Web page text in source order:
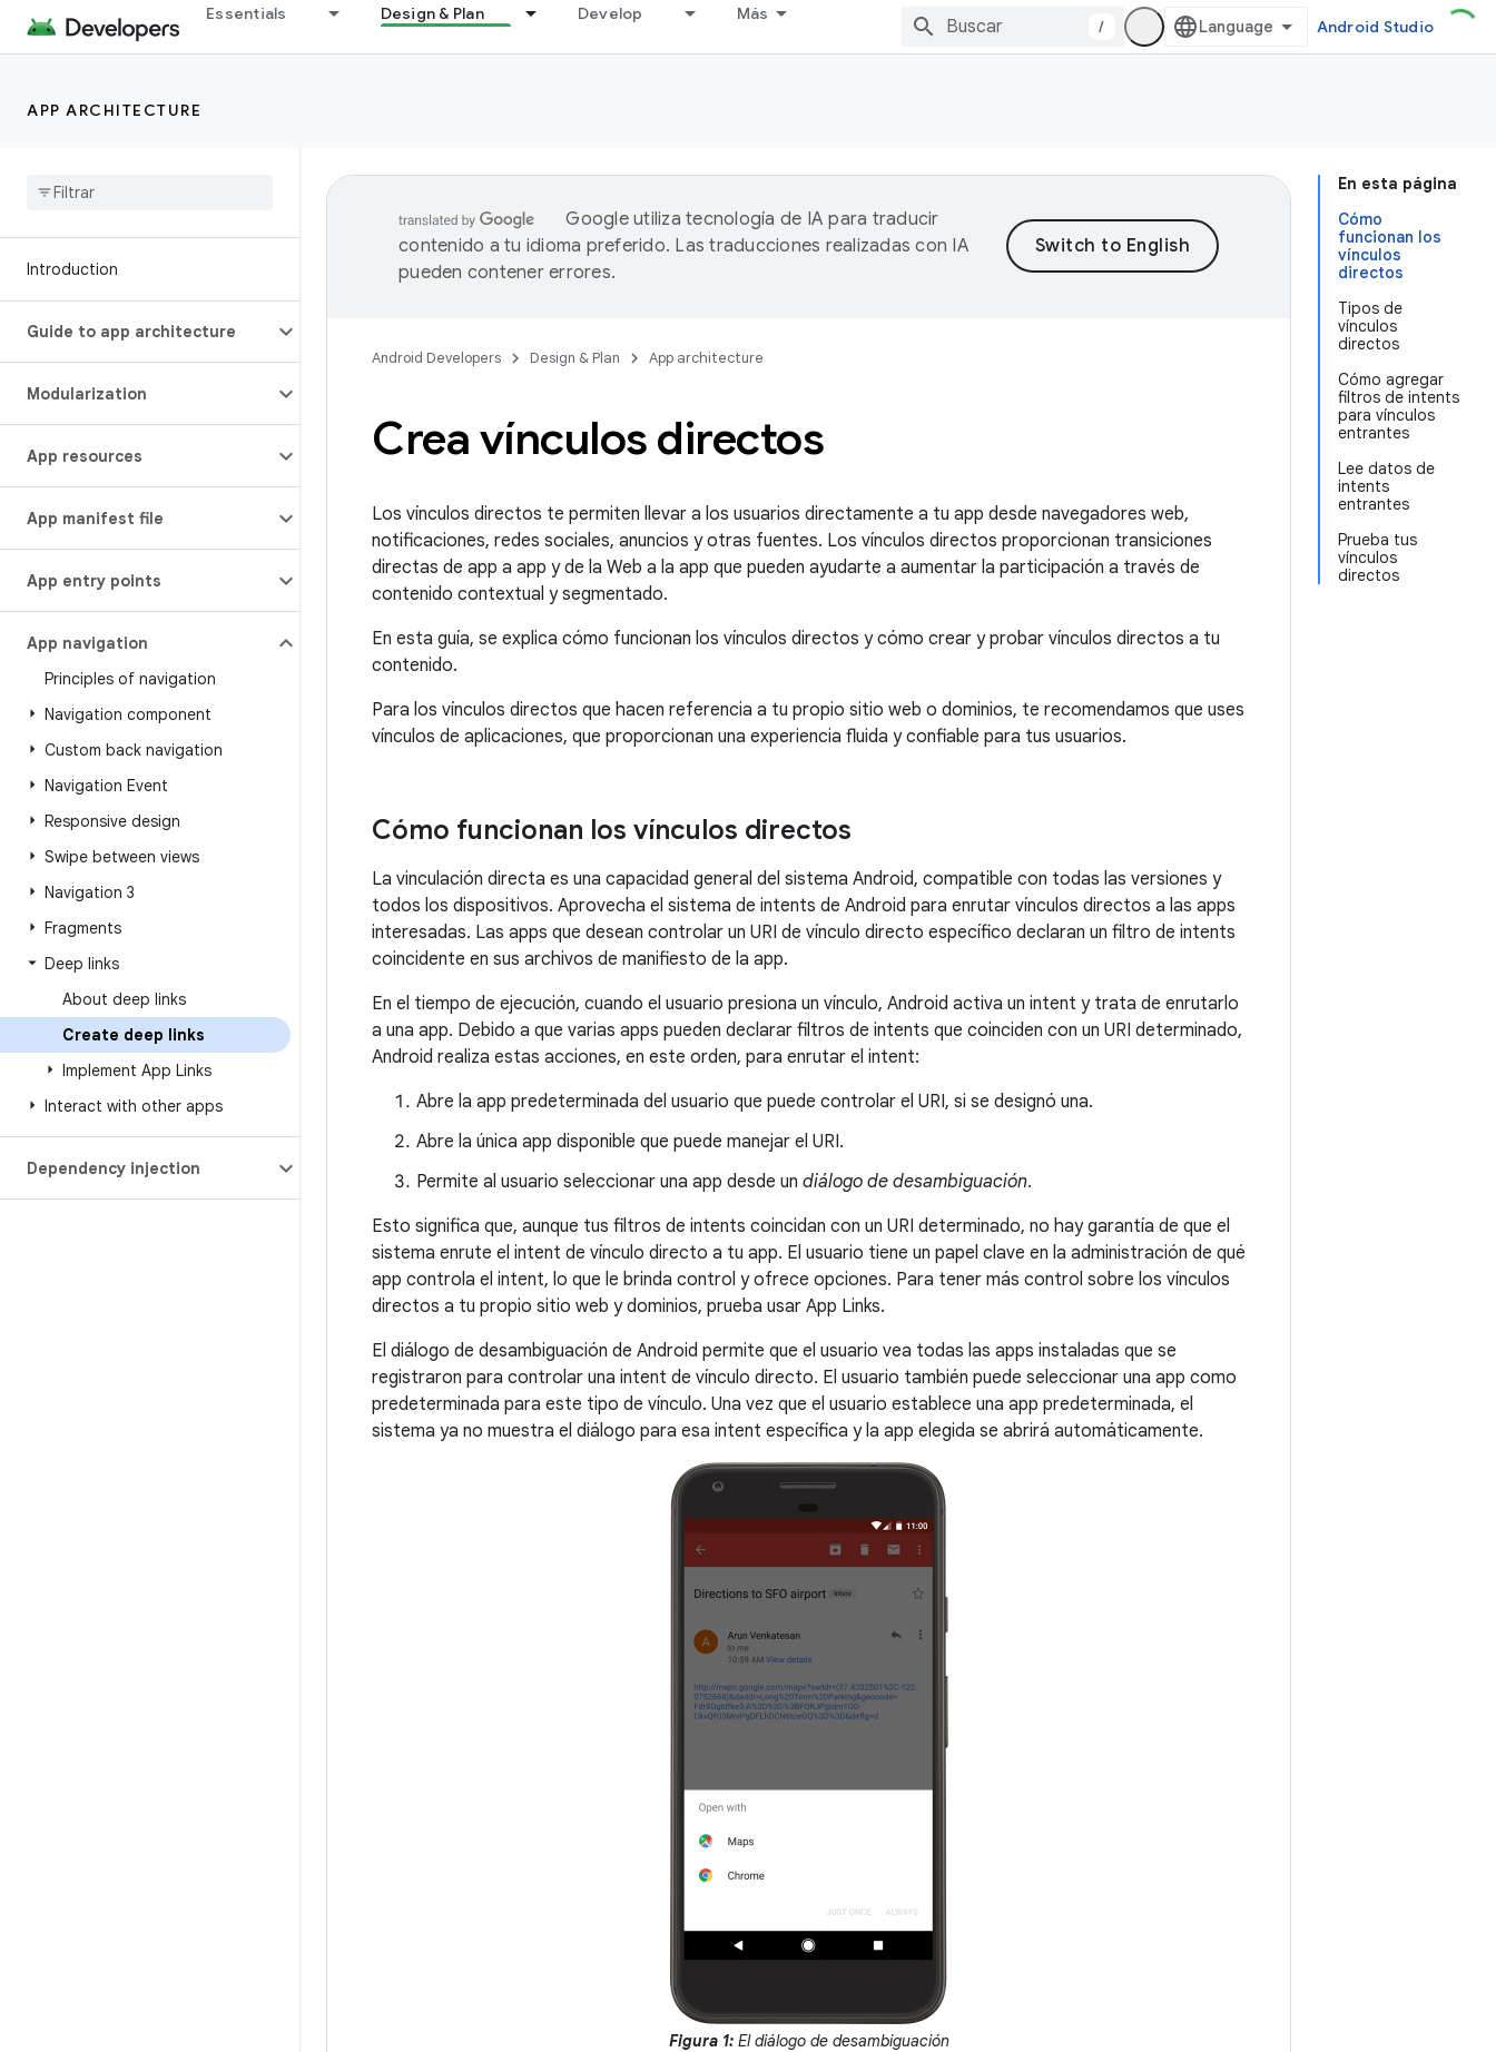
Essentials Design & Plan Develop Más
/ Android Studio
APP ARCHITECTURE
Introduction
Guide to app architecture
Modularization
App resources
App manifest file
App entry points
App navigation
Principles of navigation
Navigation component
Custom back navigation
Navigation Event
Responsive design
Swipe between views
Navigation 3
Fragments
Deep links
About deep links
Create deep links
Implement App Links
Interact with other apps
Dependency injection
En esta página
Cómo
funcionan los
vínculos
directos
Tipos de
vínculos
directos
Cómo agregar
filtros de intents
para vínculos
entrantes
Lee datos de
intents
entrantes
Prueba tus
vínculos
directos
Google utiliza tecnología de IA para traducir
contenido a tu idioma preferido. Las traducciones realizadas con IA
pueden contener errores.
Android Developers Design & Plan App architecture
Crea vínculos directos
Los vínculos directos te permiten llevar a los usuarios directamente a tu app desde navegadores web,
notificaciones, redes sociales, anuncios y otras fuentes. Los vínculos directos proporcionan transiciones
directas de app a app y de la Web a la app que pueden ayudarte a aumentar la participación a través de
contenido contextual y segmentado.
En esta guía, se explica cómo funcionan los vínculos directos y cómo crear y probar vínculos directos a tu
contenido.
Para los vínculos directos que hacen referencia a tu propio sitio web o dominios, te recomendamos que uses
vínculos de aplicaciones, que proporcionan una experiencia fluida y confiable para tus usuarios.
Cómo funcionan los vínculos directos
La vinculación directa es una capacidad general del sistema Android, compatible con todas las versiones y
todos los dispositivos. Aprovecha el sistema de intents de Android para enrutar vínculos directos a las apps
interesadas. Las apps que desean controlar un URI de vínculo directo específico declaran un filtro de intents
coincidente en sus archivos de manifiesto de la app.
En el tiempo de ejecución, cuando el usuario presiona un vínculo, Android activa un intent y trata de enrutarlo
a una app. Debido a que varias apps pueden declarar filtros de intents que coinciden con un URI determinado,
Android realiza estas acciones, en este orden, para enrutar el intent:
Abre la app predeterminada del usuario que puede controlar el URI, si se designó una.
Abre la única app disponible que puede manejar el URI.
Permite al usuario seleccionar una app desde un diálogo de desambiguación.
Esto significa que, aunque tus filtros de intents coincidan con un URI determinado, no hay garantía de que el
sistema enrute el intent de vínculo directo a tu app. El usuario tiene un papel clave en la administración de qué
app controla el intent, lo que le brinda control y ofrece opciones. Para tener más control sobre los vínculos
directos a tu propio sitio web y dominios, prueba usar App Links.
El diálogo de desambiguación de Android permite que el usuario vea todas las apps instaladas que se
registraron para controlar una intent de vínculo directo. El usuario también puede seleccionar una app como
predeterminada para este tipo de vínculo. Una vez que el usuario establece una app predeterminada, el
sistema ya no muestra el diálogo para esa intent específica y la app elegida se abrirá automáticamente.
Figura 1:El diálogo de desambiguación